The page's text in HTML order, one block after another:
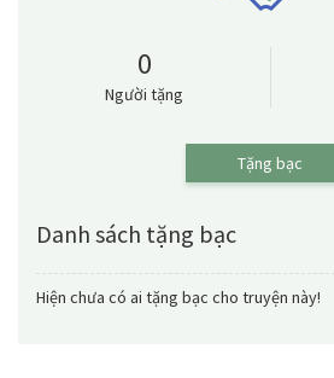
0
Người tặng
Tặng bạc
Danh sách tặng bạc
Hiện chưa có ai tặng bạc cho truyện này!